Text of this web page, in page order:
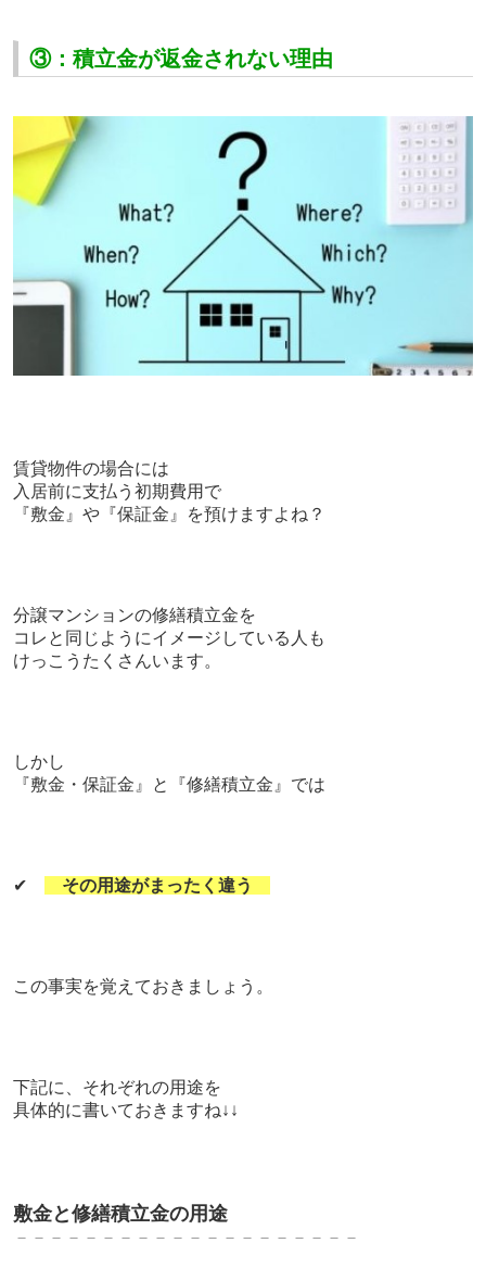
③：積立金が返金されない理由
賃貸物件の場合には
入居前に支払う初期費用で
『敷金』や『保証金』を預けますよね？
分譲マンションの修繕積立金を
コレと同じようにイメージしている人も
けっこうたくさんいます。
しかし
『敷金・保証金』と『修繕積立金』では
✔ その用途がまったく違う
この事実を覚えておきましょう。
下記に、それぞれの用途を
具体的に書いておきますね↓↓
敷金と修繕積立金の用途
－－－－－－－－－－－－－－－－－－－－